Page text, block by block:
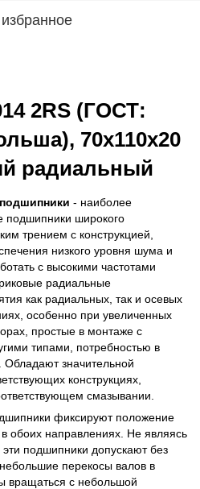
2RS (ГОСТ:
70х110х20
радиальный
- наиболее
подшипники широкого
трением с конструкцией,
низкого уровня шума и
с высокими частотами
радиальные
как радиальных, так и осевых
особенно при увеличенных
простые в монтаже с
типами, потребностью в
Обладают значительной
конструкциях,
смазывании.
фиксируют положение
обоих направлениях. Не являясь
подшипники допускают без
перекосы валов в
вращаться с небольшой